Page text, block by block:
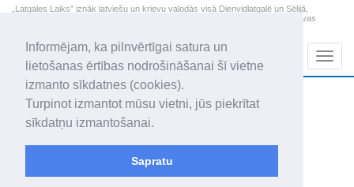
Informējam, ka pilnvērtīgai satura un
lietošanas ērtības nodrošināšanai šī vietne
izmanto sīkdatnes (cookies).
Turpinot izmantot mūsu vietni, jūs piekrītat
sīkdatņu izmantošanai.
Sapratu
„Latgales Laiks” iznāk latviešu un krievu valodās visā Dienvidlatgalē un Sēlijā,
„Latgales Laiks” latviešu valodā aptver Daugavpils valstspilsētu, Augšdaugavas
2026. gada 8. augusts
Sestdiena
Mudīte, Vladislava, Vladislavs
+13.5